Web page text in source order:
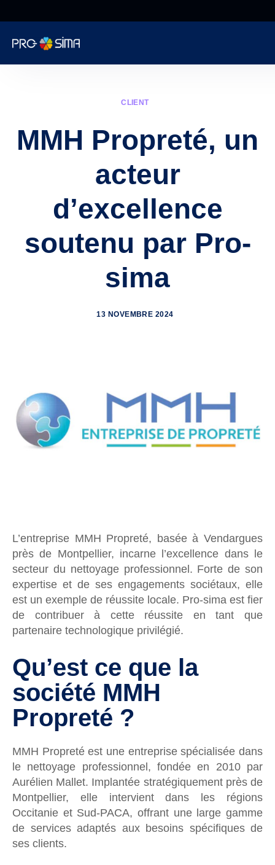
Téléphonie
CLIENT
MMH Propreté, un
acteur
d’excellence
soutenu par Pro-
sima
13 NOVEMBRE 2024
L’entreprise MMH Propreté, basée à Vendargues
près de Montpellier, incarne l’excellence dans le
secteur du nettoyage professionnel. Forte de son
expertise et de ses engagements sociétaux, elle
est un exemple de réussite locale. Pro-sima est fier
de contribuer à cette réussite en tant que
partenaire technologique privilégié.
Qu’est ce que la
société MMH
Propreté ?
MMH Propreté est une entreprise spécialisée dans
le nettoyage professionnel, fondée en 2010 par
Aurélien Mallet. Implantée stratégiquement près de
Montpellier, elle intervient dans les régions
Occitanie et Sud-PACA, offrant une large gamme
de services adaptés aux besoins spécifiques de
ses clients.